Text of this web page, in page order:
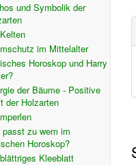
und Symbolik der
im Mittelalter
Horoskop und Harry
der Bäume - Positive
der Holzarten
passt zu wem im
Horoskop?
Kleeblatt